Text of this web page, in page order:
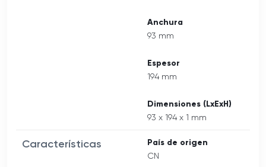
Anchura
93 mm
Espesor
194 mm
Dimensiones (LxExH)
93 x 194 x 1 mm
Características País de origen
CN